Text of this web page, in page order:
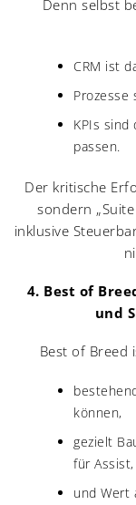
Denn selbst
CRM ist
Prozesse
KPIs sind
passen.
Der kritische
sondern
inklusive
4. Best of
und
Best of Breed
können,
gezielt
für
und Wert